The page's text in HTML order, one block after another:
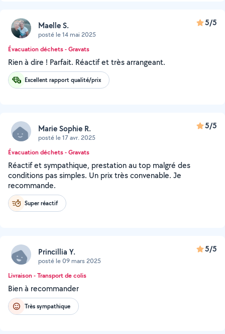
Maelle S.
posté le 14 mai 2025
5/5
Évacuation déchets - Gravats
Rien à dire ! Parfait. Réactif et très arrangeant.
Excellent rapport qualité/prix
Marie Sophie R.
posté le 17 avr. 2025
5/5
Évacuation déchets - Gravats
Réactif et sympathique, prestation au top malgré des
conditions pas simples. Un prix très convenable. Je
recommande.
Super réactif
Princillia Y.
posté le 09 mars 2025
5/5
Livraison - Transport de colis
Bien à recommander
Très sympathique